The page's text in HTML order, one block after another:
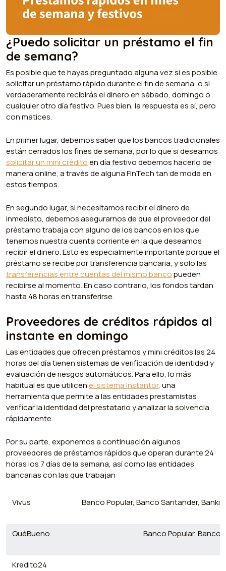
¿Puedo solicitar un préstamo el fin
de semana?
Es posible que te hayas preguntado alguna vez si es posible
solicitar un préstamo rápido durante el fin de semana, o si
verdaderamente recibirás el dinero en sábado, domingo o
cualquier otro día festivo. Pues bien, la respuesta es sí, pero
con matices.
En primer lugar, debemos saber que los bancos tradicionales
están cerrados los fines de semana, por lo que si deseamos
solicitar un mini créditoen día festivo debemos hacerlo de
manera online, a través de alguna FinTech tan de moda en
estos tiempos.
En segundo lugar, si necesitamos recibir el dinero de
inmediato, debemos asegurarnos de que el proveedor del
préstamo trabaja con alguno de los bancos en los que
tenemos nuestra cuenta corriente en la que deseamos
recibir el dinero. Esto es especialmente importante porque el
préstamo se recibe por transferencia bancaria, y solo las
transferencias entre cuentas del mismo bancopueden
recibirse al momento. En caso contrario, los fondos tardan
hasta 48 horas en transferirse.
Proveedores de créditos rápidos al
instante en domingo
Las entidades que ofrecen préstamos y mini créditos las 24
horas del día tienen sistemas de verificación de identidad y
evaluación de riesgos automáticos. Para ello, lo más
habitual es que utilicenel sistema Instantor, una
herramienta que permite a las entidades prestamistas
verificar la identidad del prestatario y analizar la solvencia
rápidamente.
Por su parte, exponemos a continuación algunos
proveedores de préstamos rápidos que operan durante 24
horas los 7 días de la semana, así como las entidades
bancarias con las que trabajan:
Vivus Banco Popular, Banco Santander,
QuéBueno Banco Popular, Banco
Kredito24